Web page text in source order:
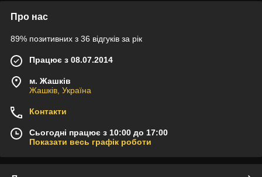
Про нас
89% позитивних з 36 відгуків за рік
Працює з 08.07.2014
м. Жашків
Жашків, Україна
Контакти
Сьогодні працює з 10:00 до 17:00
Показати весь графік роботи